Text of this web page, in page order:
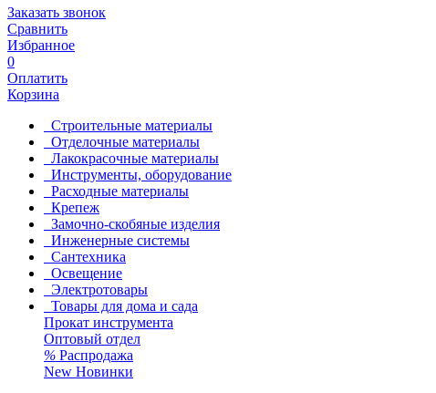
Заказать звонок
Сравнить
Избранное
0
Оплатить
Корзина
Строительные материалы
Отделочные материалы
Лакокрасочные материалы
Инструменты, оборудование
Расходные материалы
Крепеж
Замочно-скобяные изделия
Инженерные системы
Сантехника
Освещение
Электротовары
Товары для дома и сада
Прокат инструмента
Оптовый отдел
% Распродажа
New Новинки